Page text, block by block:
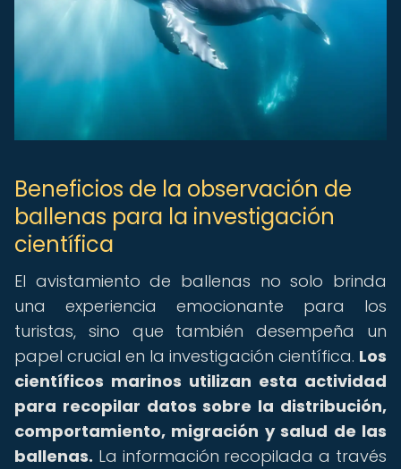
Beneficios de la observación de
ballenas para la investigación
científica
El avistamiento de ballenas no solo brinda
una experiencia emocionante para los
turistas, sino que también desempeña un
papel crucial en la investigación científica. Los
científicos marinos utilizan esta actividad
para recopilar datos sobre la distribución,
comportamiento, migración y salud de las
ballenas. La información recopilada a través